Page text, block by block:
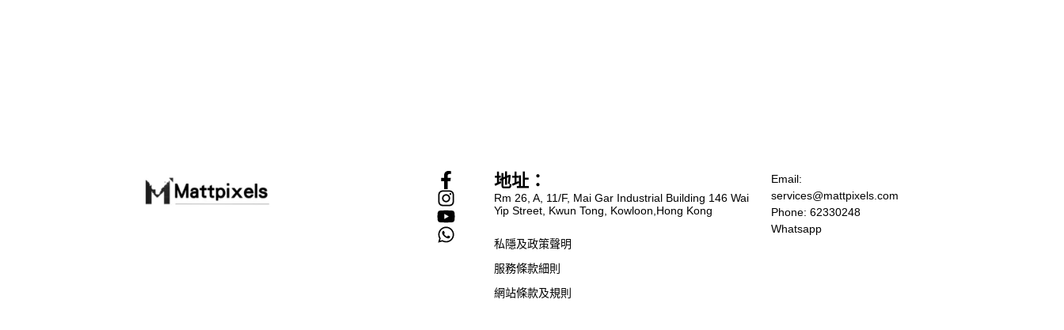
F
a
c
e
I
n
s
t
Y
o
u
t
W
h
a
t
地址：
Rm 26, A, 11/F, Mai Gar Industrial Building 146 Wai
Yip Street, Kwun Tong, Kowloon,Hong Kong
私隱及政策聲明
服務條款細則
網站條款及規則
Email:
services@mattpixels.com
Phone: 62330248
Whatsapp